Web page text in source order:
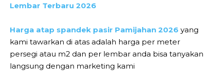
Lembar Terbaru 2026
Harga atap spandek pasir Pamijahan 2026 yang
kami tawarkan di atas adalah harga per meter
persegi atau m2 dan per lembar anda bisa tanyakan
langsung dengan marketing kami